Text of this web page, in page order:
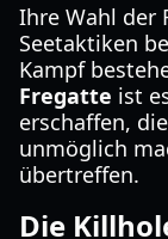
Ihre Wahl der
Seetaktiken
Kampf
Fregatte ist
erschaffen,
unmöglich
übertreffen.
Die